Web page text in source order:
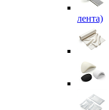
лента)